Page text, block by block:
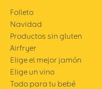
Folleto
Navidad
Productos sin gluten
Airfryer
Elige el mejor jamón
Elige un vino
Todo para tu bebé